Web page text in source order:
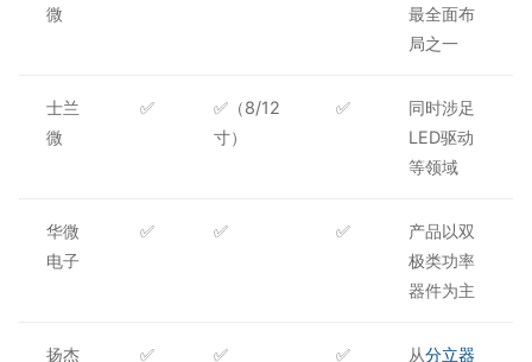
微
最全面布
局之一
士兰
微
✅
✅（8/12
寸）
✅
同时涉足
LED驱动
等领域
华微
电子
✅ ✅ ✅
产品以双
极类功率
器件为主
扬杰
✅ ✅ ✅ 从分立器